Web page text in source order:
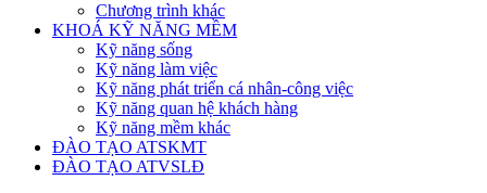
Chương trình khác
KHOÁ KỸ NĂNG MỀM
Kỹ năng sống
Kỹ năng làm việc
Kỹ năng phát triển cá nhân-công việc
Kỹ năng quan hệ khách hàng
Kỹ năng mềm khác
ĐÀO TẠO ATSKMT
ĐÀO TẠO ATVSLĐ